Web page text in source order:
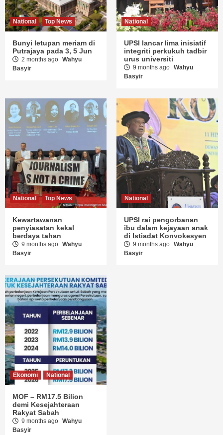
National Top News
Bunyi letupan meriam di
Putrajaya pada 3, 5 Jun
2 months ago Wahyu
Basyir
National
UPSI lancar lima inisiatif
integriti perkukuh tadbir
urus universiti
9 months ago Wahyu
Basyir
National Top News
Kewartawanan
penyiasatan kekal
berdaya tahan
9 months ago Wahyu
Basyir
National
UPSI rai pengorbanan
ibu dalam kejayaan anak
di Istiadat Konvokesyen
9 months ago Wahyu
Basyir
Ekonomi National
MOF – RM17.5 Bilion
demi Kesejahteraan
Rakyat Sabah
9 months ago Wahyu
Basyir